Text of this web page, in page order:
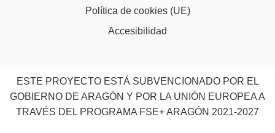
Política de cookies (UE)
Accesibilidad
ESTE PROYECTO ESTÁ SUBVENCIONADO POR EL
GOBIERNO DE ARAGÓN Y POR LA UNIÓN EUROPEA A
TRAVÉS DEL PROGRAMA FSE+ ARAGÓN 2021-2027